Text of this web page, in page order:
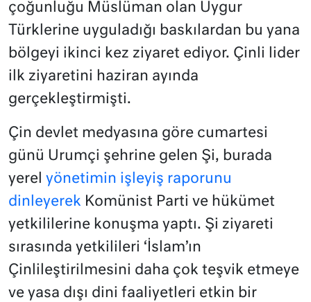
çoğunluğu Müslüman olan Uygur
Türklerine uyguladığı baskılardan bu yana
bölgeyi ikinci kez ziyaret ediyor. Çinli lider
ilk ziyaretini haziran ayında
gerçekleştirmişti.
Çin devlet medyasına göre cumartesi
günü Urumçi şehrine gelen Şi, burada
yerel yönetimin işleyiş raporunu
dinleyerek Komünist Parti ve hükümet
yetkililerine konuşma yaptı. Şi ziyareti
sırasında yetkilileri ‘İslam’ın
Çinlileştirilmesini daha çok teşvik etmeye
ve yasa dışı dini faaliyetleri etkin bir